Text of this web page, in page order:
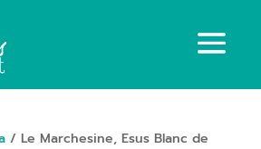
/ Le Marchesine, Esus Blanc de